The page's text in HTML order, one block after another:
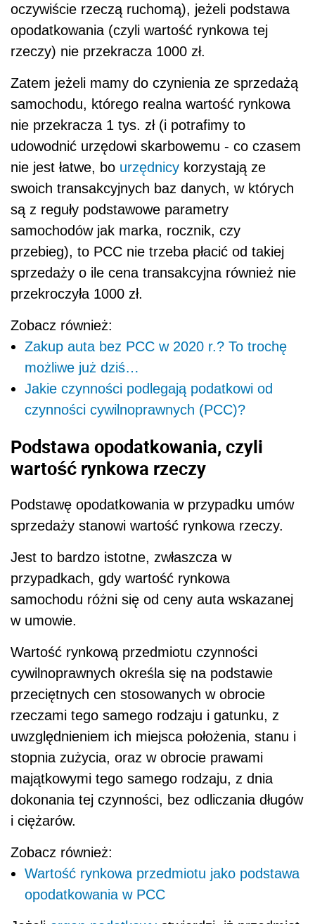
oczywiście rzeczą ruchomą), jeżeli podstawa
opodatkowania (czyli wartość rynkowa tej
rzeczy) nie przekracza 1000 zł.
Zatem jeżeli mamy do czynienia ze sprzedażą
samochodu, którego realna wartość rynkowa
nie przekracza 1 tys. zł (i potrafimy to
udowodnić urzędowi skarbowemu - co czasem
nie jest łatwe, bo urzędnicy korzystają ze
swoich transakcyjnych baz danych, w których
są z reguły podstawowe parametry
samochodów jak marka, rocznik, czy
przebieg), to PCC nie trzeba płacić od takiej
sprzedaży o ile cena transakcyjna również nie
przekroczyła 1000 zł.
Zobacz również:
Zakup auta bez PCC w 2020 r.? To trochę
możliwe już dziś…
Jakie czynności podlegają podatkowi od
czynności cywilnoprawnych (PCC)?
Podstawa opodatkowania, czyli
wartość rynkowa rzeczy
Podstawę opodatkowania w przypadku umów
sprzedaży stanowi wartość rynkowa rzeczy.
Jest to bardzo istotne, zwłaszcza w
przypadkach, gdy wartość rynkowa
samochodu różni się od ceny auta wskazanej
w umowie.
Wartość rynkową przedmiotu czynności
cywilnoprawnych określa się na podstawie
przeciętnych cen stosowanych w obrocie
rzeczami tego samego rodzaju i gatunku, z
uwzględnieniem ich miejsca położenia, stanu i
stopnia zużycia, oraz w obrocie prawami
majątkowymi tego samego rodzaju, z dnia
dokonania tej czynności, bez odliczania długów
i ciężarów.
Zobacz również:
Wartość rynkowa przedmiotu jako podstawa
opodatkowania w PCC